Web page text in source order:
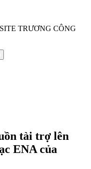
TRƯƠNG CÔNG
tài trợ lên
ENA của